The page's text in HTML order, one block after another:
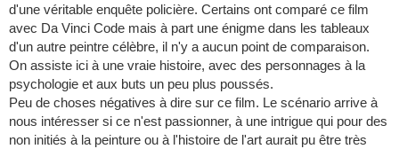
d'une véritable enquête policière. Certains ont comparé ce film
avec Da Vinci Code mais à part une énigme dans les tableaux
d'un autre peintre célèbre, il n'y a aucun point de comparaison.
On assiste ici à une vraie histoire, avec des personnages à la
psychologie et aux buts un peu plus poussés.
Peu de choses négatives à dire sur ce film. Le scénario arrive à
nous intéresser si ce n'est passionner, à une intrigue qui pour des
non initiés à la peinture ou à l'histoire de l'art aurait pu être très